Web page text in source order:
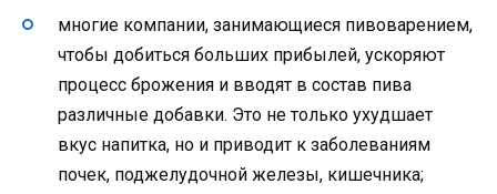
многие компании, занимающиеся пивоварением,
чтобы добиться больших прибылей, ускоряют
процесс брожения и вводят в состав пива
различные добавки. Это не только ухудшает
вкус напитка, но и приводит к заболеваниям
почек, поджелудочной железы, кишечника;